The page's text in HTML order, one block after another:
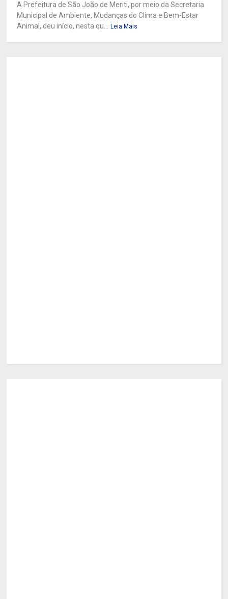
A Prefeitura de São João de Meriti, por meio da Secretaria
Municipal de Ambiente, Mudanças do Clima e Bem-Estar
Animal, deu início, nesta qu... Leia Mais